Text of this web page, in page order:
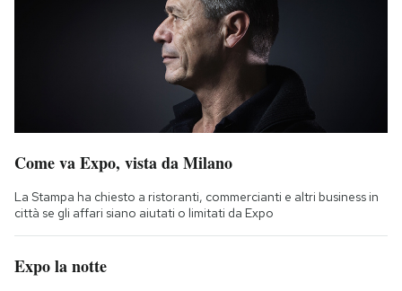
Come va Expo, vista da Milano
La Stampa ha chiesto a ristoranti, commercianti e altri business in
città se gli affari siano aiutati o limitati da Expo
Expo la notte